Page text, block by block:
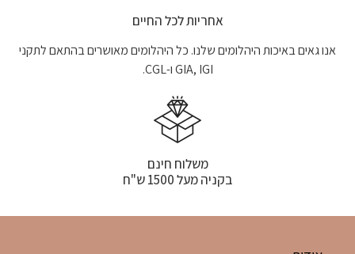
אחריות לכל החיים
אנו גאים באיכות היהלומים שלנו. כל היהלומים מאושרים בהתאם לתקני
GIA, IGI ו-CGL.
משלוח חינם
בקניה מעל 1500 ש"ח